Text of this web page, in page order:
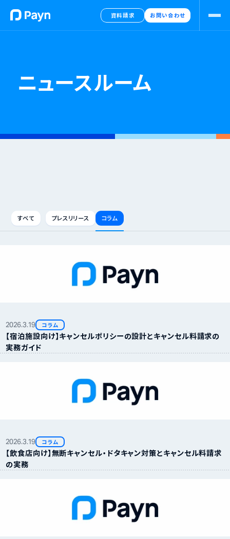
資料請求 お問い合わせ
ニュースルーム
すべて プレスリリース コラム
2026.3.19 コラム
【宿泊施設向け】キャンセルポリシーの設計とキャンセル料請求の
実務ガイド
2026.3.19 コラム
【飲食店向け】無断キャンセル・ドタキャン対策とキャンセル料請求
の実務